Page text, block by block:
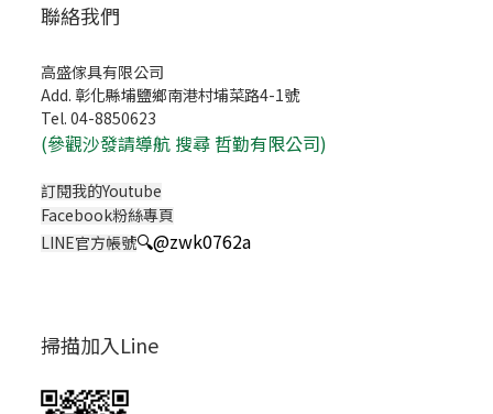
聯絡我們
高盛傢具有限公司
Add. 彰化縣埔鹽鄉南港村埔菜路4-1號
Tel. 04-8850623
(參觀沙發請導航 搜尋 哲勤有限公司)
訂閱我的Youtube
Facebook粉絲專頁
LINE官方帳號🔍@zwk0762a
掃描加入Line